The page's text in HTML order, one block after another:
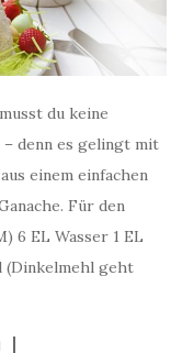
du keine
denn es gelingt mit
einem einfachen
Für den
6 EL Wasser 1 EL
(Dinkelmehl geht